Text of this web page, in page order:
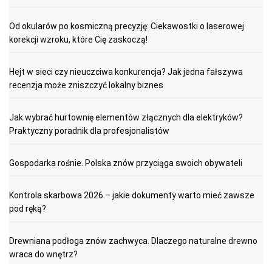
Od okularów po kosmiczną precyzję: Ciekawostki o laserowej
korekcji wzroku, które Cię zaskoczą!
Hejt w sieci czy nieuczciwa konkurencja? Jak jedna fałszywa
recenzja może zniszczyć lokalny biznes
Jak wybrać hurtownię elementów złącznych dla elektryków?
Praktyczny poradnik dla profesjonalistów
Gospodarka rośnie. Polska znów przyciąga swoich obywateli
Kontrola skarbowa 2026 – jakie dokumenty warto mieć zawsze
pod ręką?
Drewniana podłoga znów zachwyca. Dlaczego naturalne drewno
wraca do wnętrz?